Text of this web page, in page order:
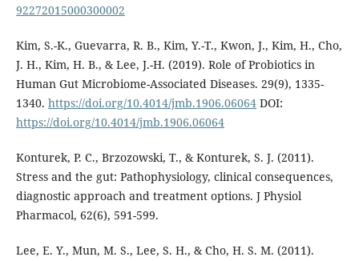
92272015000300002
Kim, S.-K., Guevarra, R. B., Kim, Y.-T., Kwon, J., Kim, H., Cho,
J. H., Kim, H. B., & Lee, J.-H. (2019). Role of Probiotics in
Human Gut Microbiome-Associated Diseases. 29(9), 1335-
1340. https://doi.org/10.4014/jmb.1906.06064DOI:
https://doi.org/10.4014/jmb.1906.06064
Konturek, P. C., Brzozowski, T., & Konturek, S. J. (2011).
Stress and the gut: Pathophysiology, clinical consequences,
diagnostic approach and treatment options. J Physiol
Pharmacol, 62(6), 591-599.
Lee, E. Y., Mun, M. S., Lee, S. H., & Cho, H. S. M. (2011).